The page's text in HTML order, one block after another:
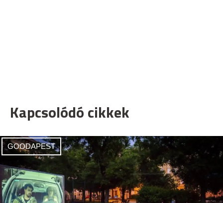
Kapcsolódó cikkek
GOODAPEST